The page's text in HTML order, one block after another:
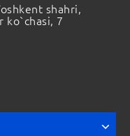
shahri,
ko`chasi, 7